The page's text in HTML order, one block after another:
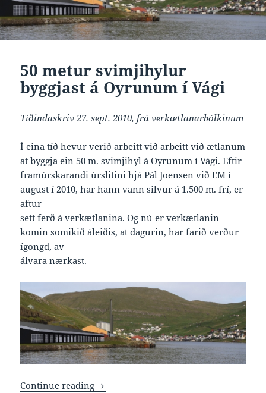
50 metur svimjihylur
byggjast á Oyrunum í Vági
Tíðindaskriv 27. sept. 2010, frá verkætlanarbólkinum
Í eina tíð hevur verið arbeitt við arbeitt við ætlanum
at byggja ein 50 m. svimjihyl á Oyrunum í Vági. Eftir
framúrskarandi úrslitini hjá Pál Joensen við EM í
august í 2010, har hann vann silvur á 1.500 m. frí, er
aftur
sett ferð á verkætlanina. Og nú er verkætlanin
komin somikið áleiðis, at dagurin, har farið verður
ígongd, av
álvara nærkast.
Continue reading 50 metur svimjihylur byggjast á